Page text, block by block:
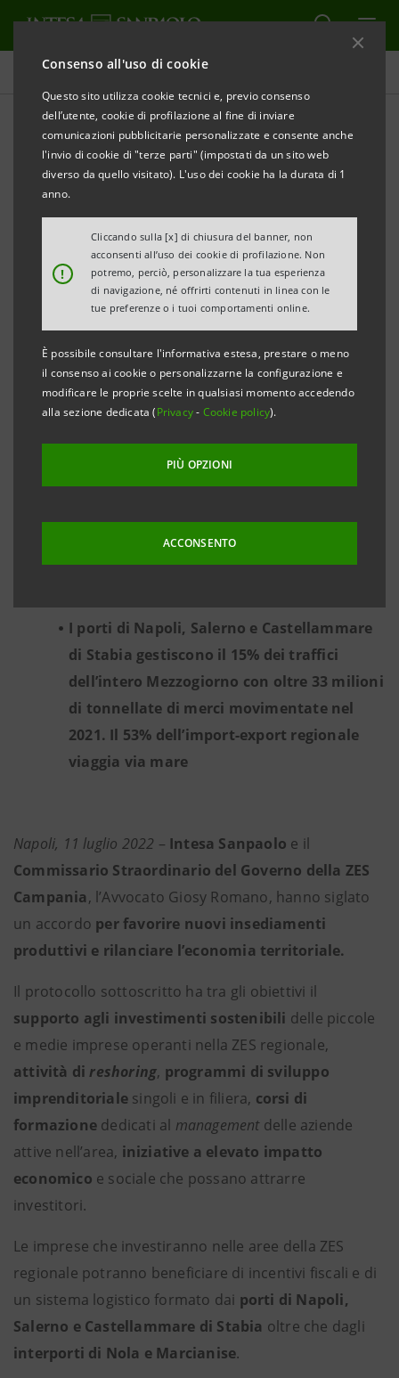
Consenso all'uso di cookie
Questo sito utilizza cookie tecnici e, previo consenso
dell’utente, cookie di profilazione al fine di inviare
comunicazioni pubblicitarie personalizzate e consente anche
l'invio di cookie di "terze parti" (impostati da un sito web
diverso da quello visitato). L'uso dei cookie ha la durata di 1
anno.
!
Cliccando sulla [x] di chiusura del banner, non
acconsenti all’uso dei cookie di profilazione. Non
potremo, perciò, personalizzare la tua esperienza
di navigazione, né offrirti contenuti in linea con le
tue preferenze o i tuoi comportamenti online.
È possibile consultare l'informativa estesa, prestare o meno
il consenso ai cookie o personalizzarne la configurazione e
modificare le proprie scelte in qualsiasi momento accedendo
alla sezione dedicata (Privacy- Cookie policy).
PIÙ OPZIONI
ACCONSENTO
Comunicati stampa
STAMPA AGGIORNA
COMUNICATO STAMPA
INTESA SANPAOLO E IL COMMISSARIO DELLA ZES
INSIEME PER IL RILANCIO DELL’ECONOMIA
TERRITORIALE
Spinta agli investimenti sostenibili,
attività di attrazione di capitali esteri,
promozione di accordi di filiera e corsi di
formazione per le imprese sono i punti
centrali del protocollo
gli insediamenti produttivi nelle Zone
I porti di Napoli, Salerno e Castellammare
di Stabia gestiscono il 15% dei traffici
dell’intero Mezzogiorno con oltre 33 milioni
di tonnellate di merci movimentate nel
2021. Il 53% dell’import-export regionale
viaggia via mare
Napoli, 11 luglio 2022 – Intesa Sanpaolo e il
Commissario Straordinario del Governo della ZES
Campania, l’Avvocato Giosy Romano, hanno siglato
un accordo per favorire nuovi insediamenti
produttivi e rilanciare l’economia territoriale.
Il protocollo sottoscritto ha tra gli obiettivi il
supporto agli investimenti sostenibili delle piccole
e medie imprese operanti nella ZES regionale,
attività direshoring, programmi di sviluppo
imprenditoriale singoli e in filiera, corsi di
formazione dedicati al managementdelle aziende
attive nell’area, iniziative a elevato impatto
economico e sociale che possano attrarre
investitori.
Le imprese che investiranno nelle aree della ZES
regionale potranno beneficiare di incentivi fiscali e di
un sistema logistico formato dai porti di Napoli,
Salerno e Castellammare di Stabia oltre che dagli
interporti di Nola e Marcianise.